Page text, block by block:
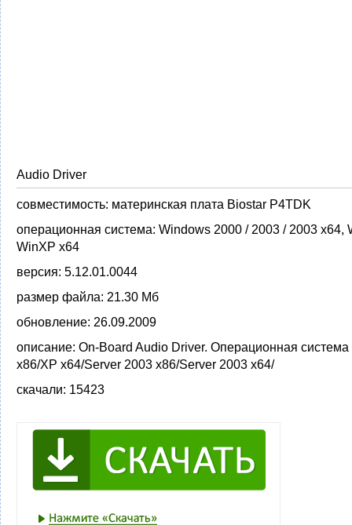
Audio Driver
совместимость: материнская плата Biostar P4TDK
операционная система: Windows 2000 / 2003 / 2003 x64,
WinXP x64
версия: 5.12.01.0044
размер файла: 21.30 Мб
обновление: 26.09.2009
описание: On-Board Audio Driver. Операционная
x86/XP x64/Server 2003 x86/Server 2003 x64/
скачали: 15423